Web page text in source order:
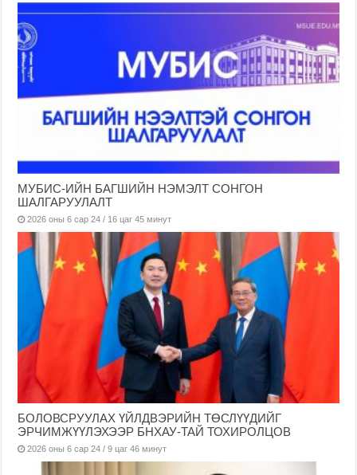
МУБИС-ИЙН БАГШИЙН НЭМЭЛТ СОНГОН
ШАЛГАРУУЛАЛТ
2026 оны 6 сар 24 / 16 цаг 45 минут
БОЛОВСРУУЛАХ ҮЙЛДВЭРИЙН ТӨСЛҮҮДИЙГ
ЭРЧИМЖҮҮЛЭХЭЭР БНХАУ-ТАЙ ТОХИРОЛЦОВ
2026 оны 6 сар 24 / 9 цаг 46 минут